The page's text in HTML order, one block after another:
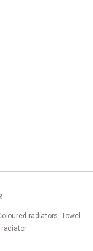
radiators, Towel
radiator